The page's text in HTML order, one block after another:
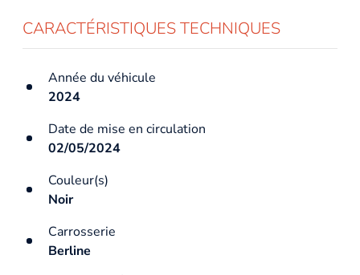
CARACTÉRISTIQUES TECHNIQUES
Année du véhicule
2024
Date de mise en circulation
02/05/2024
Couleur(s)
Noir
Carrosserie
Berline